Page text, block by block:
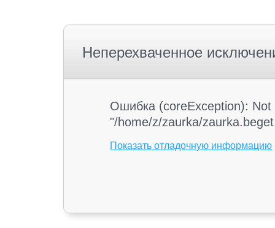
Неперехваченное
Ошибка (coreException): Not
"/home/z/zaurka/
Показать отладочную информацию